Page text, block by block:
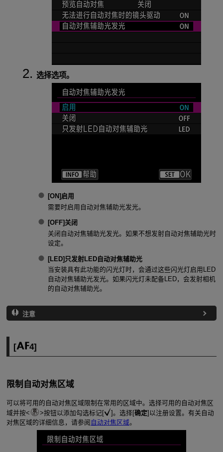
选择选项。
[ON] 启用
需要时启用自动对焦辅助光发光。
[OFF] 关闭
关闭自动对焦辅助光发光。如果不想发射自动对焦辅助光时
设定。
[LED]只发射LED自动对焦辅助光
当安装具有此功能的闪光灯时，会通过这些闪光灯启用LED
自动对焦辅助光发光。如果闪光灯未配备LED，会发射相机
的自动对焦辅助光。
注意
[ 4]
限制自动对焦区域
可以将可用的自动对焦区域限制在常用的区域中。选择可用的自动对焦区
域并按
按钮以添加勾选标记[ ]。选择[确定]以注册设置。有关自动
对焦区域的详细信息，请参阅 自动对焦区域。